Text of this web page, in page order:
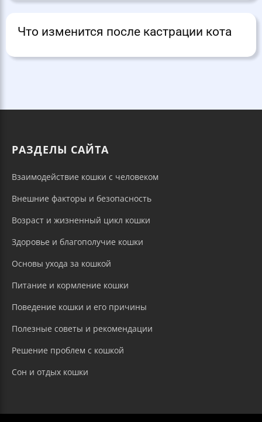
Что изменится после кастрации кота
РАЗДЕЛЫ САЙТА
Взаимодействие кошки с человеком
Внешние факторы и безопасность
Возраст и жизненный цикл кошки
Здоровье и благополучие кошки
Основы ухода за кошкой
Питание и кормление кошки
Поведение кошки и его причины
Полезные советы и рекомендации
Решение проблем с кошкой
Сон и отдых кошки